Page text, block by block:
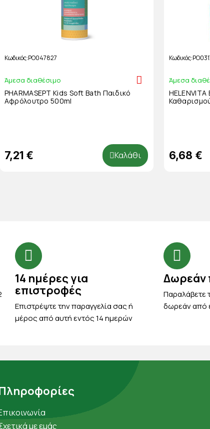
Κωδικός PO047827
Άμεσα διαθέσιμο
PHARMASEPT Kids Soft Bath Παιδικό
Αφρόλουτρο 500ml
7,21 € Καλάθι
Κωδικός
Άμεσα
6,68 €
14 ημέρες για
επιστροφές
Eπιστρέψτε την παραγγελία σας ή
μέρος από αυτή εντός 14 ημερών
Δωρεάν
Παραλάβετε
δωρεάν από
με εμάς